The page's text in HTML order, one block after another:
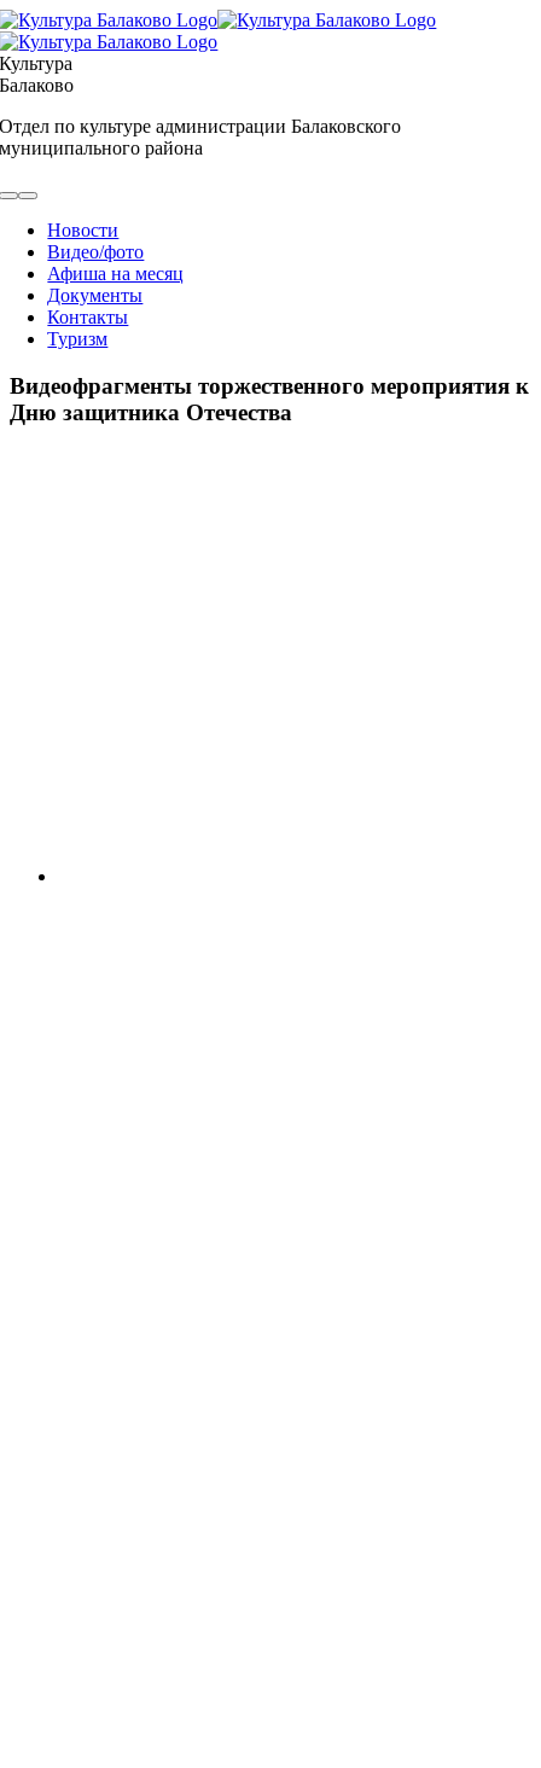
Skip
to
content
Культура
Балаково
Отдел по культуре администрации Балаковского
муниципального района
Toggle
NavigationНовости
Видео/фото
Афиша на месяц
Документы
Контакты
Туризм
Видеофрагменты торжественного мероприятия к
Дню защитника Отечества